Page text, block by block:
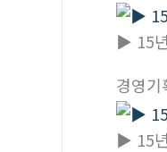
▶ 15
경영기
▶ 15